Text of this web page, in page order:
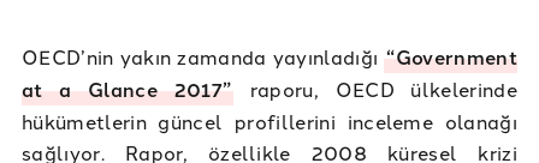
OECD’nin yakın zamanda yayınladığı“Government
at a Glance 2017” raporu, OECD ülkelerinde
hükümetlerin güncel profillerini inceleme olanağı
sağlıyor. Rapor, özellikle 2008 küresel krizi